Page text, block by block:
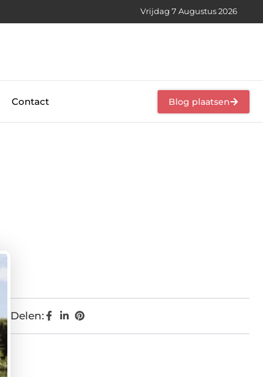
Vrijdag 7 Augustus 2026
Contact Blog plaatsen
Delen: